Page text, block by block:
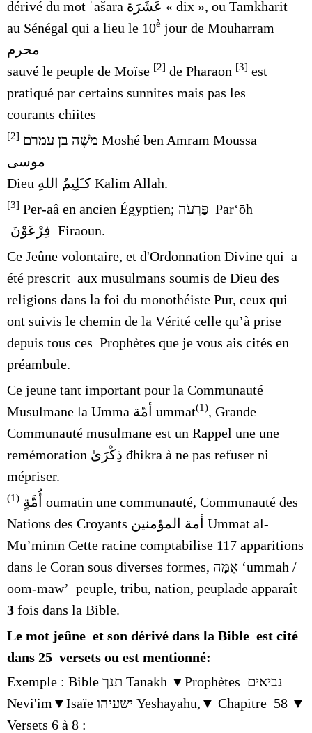
dérivé du mot ʿašara عَشَرَة « dix », ou Tamkharit
au Sénégal qui a lieu le 10è jour de Mouharram
محرم qui commémore le jour où Dieu l’Unique a
sauvé le peuple de Moïse [2] de Pharaon [3] est
pratiqué par certains sunnites mais pas les
courants chiites
[2] מֹשֶׁה בן עמרם Moshé ben Amram Moussa
موسى appelé « Celui qui transmet La Parole de
Dieu كـَلِيمُ اللهِ Kalim Allah.
[3] Per-aâ en ancien Égyptien; פַּרְעֹה Par‘ōh
فِرْعَوْنَ Firaoun.
Ce Jeûne volontaire, et d'Ordonnation Divine qui a
été prescrit aux musulmans soumis de Dieu des
religions dans la foi du monothéiste Pur, ceux qui
ont suivis le chemin de la Vérité celle qu’à prise
depuis tous ces Prophètes que je vous ais cités en
préambule.
Ce jeune tant important pour la Communauté
Musulmane la Umma أمّة ummat(1), Grande
Communauté musulmane est un Rappel une une
đhikra à ne pas refuser ni
mépriser.
(1) أُمَّةٍ oumatin une communauté, Communauté des
Nations des Croyants أمة المؤمنين Ummat al-
Muʼminīn Cette racine comptabilise 117 apparitions
dans le Coran sous diverses formes, אֻמָּה ‘ummah /
oom-maw’ peuple, tribu, nation, peuplade apparaît
3 fois dans la Bible.
Le mot jeûne et son dérivé dans la Bible est cité
dans 25 versets ou est mentionné:
Exemple : Bible תנך Tanakh ▼Prophètes נביאים
Nevi'im▼Isaïe ישעיהו Yeshayahu,▼ Chapitre 58 ▼
Versets 6 à 8 :